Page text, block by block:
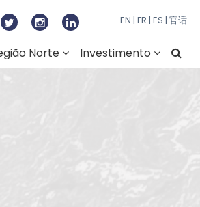
do Norte
EN | FR | ES | 官话
Norte Investimento